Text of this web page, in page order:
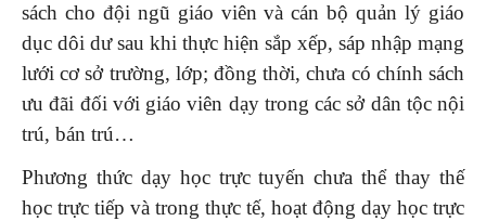
sách cho đội ngũ giáo viên và cán bộ quản lý giáo
dục dôi dư sau khi thực hiện sắp xếp, sáp nhập mạng
lưới cơ sở trường, lớp; đồng thời, chưa có chính sách
ưu đãi đối với giáo viên dạy trong các sở dân tộc nội
trú, bán trú…
Phương thức dạy học trực tuyến chưa thể thay thế
học trực tiếp và trong thực tế, hoạt động dạy học trực